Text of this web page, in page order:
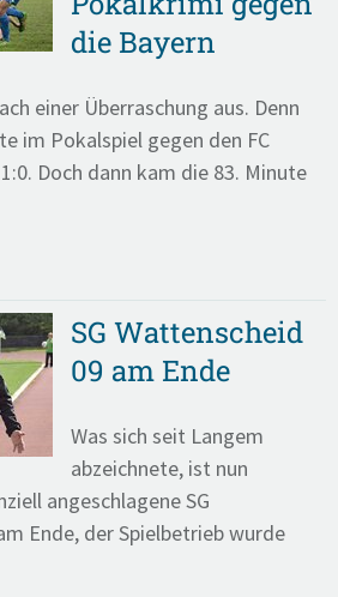
die Bayern
einer Überraschung aus. Denn
im Pokalspiel gegen den FC
Doch dann kam die 83. Minute
SG Wattenscheid
09 am Ende
Was sich seit Langem
abzeichnete, ist nun
angeschlagene SG
Ende, der Spielbetrieb wurde